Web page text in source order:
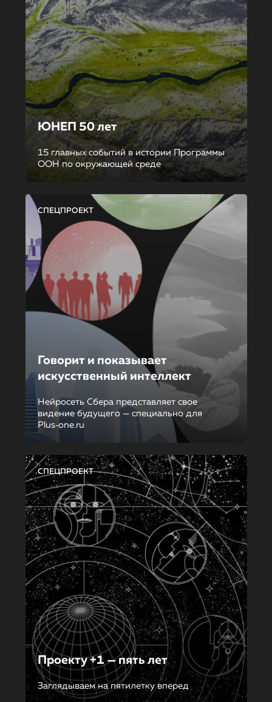
ЮНЕП 50 лет
15 главных событий в истории Программы
ООН по окружающей среде
СПЕЦПРОЕКТ
Говорит и показывает
искусственный интеллект
Нейросеть Сбера представляет свое
видение будущего — специально для
Plus‑one.ru
СПЕЦПРОЕКТ
Проекту +1 — пять лет
Заглядываем на пятилетку вперед